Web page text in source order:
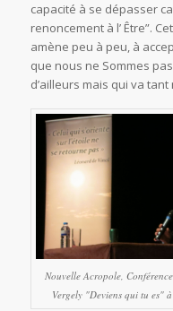
capacité à se dépasser
renoncement à l’ Être”.
amène peu à peu, à
que nous ne Sommes
d’ailleurs mais qui va
Nouvelle Acropole,
Vergely "Deviens qui tu es"